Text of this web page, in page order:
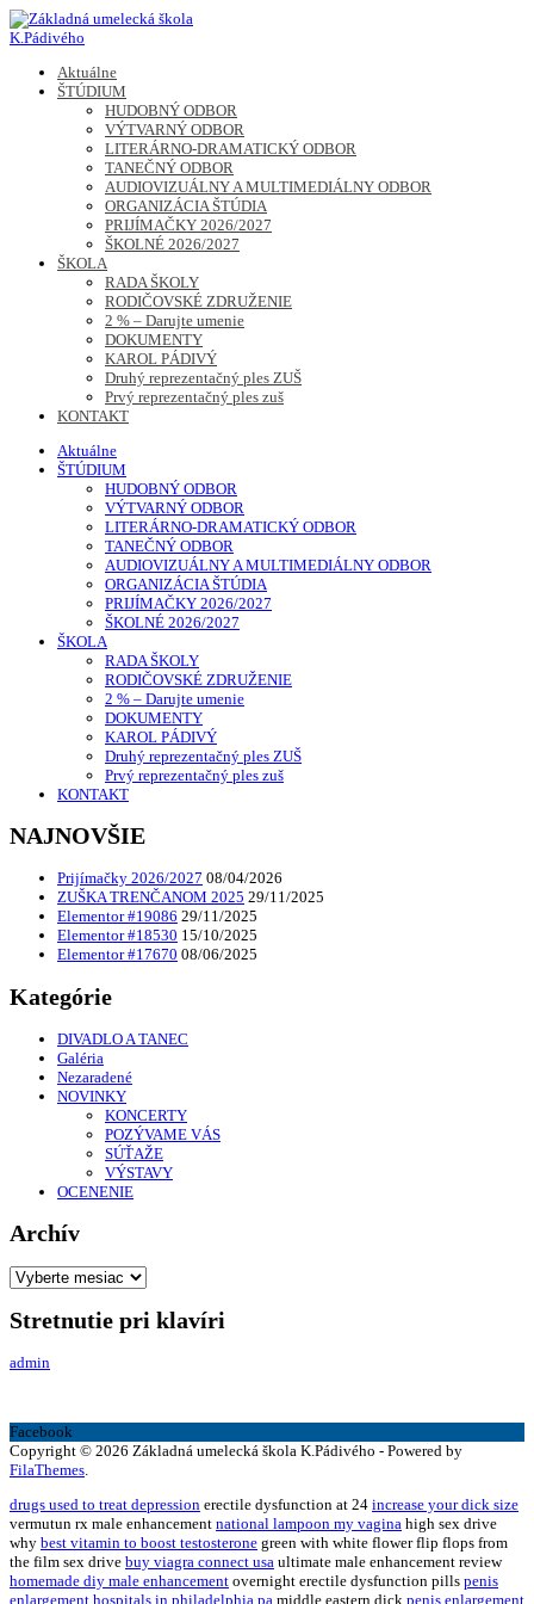
Skip
to
Základná umelecká škola K.Pádivého
Aktuálne
ŠTÚDIUM
HUDOBNÝ ODBOR
VÝTVARNÝ ODBOR
LITERÁRNO-DRAMATICKÝ ODBOR
TANEČNÝ ODBOR
AUDIOVIZUÁLNY A MULTIMEDIÁLNY ODBOR
ORGANIZÁCIA ŠTÚDIA
PRIJÍMAČKY 2026/2027
ŠKOLNÉ 2026/2027
ŠKOLA
RADA ŠKOLY
RODIČOVSKÉ ZDRUŽENIE
2 % – Darujte umenie
DOKUMENTY
KAROL PÁDIVÝ
Druhý reprezentačný ples ZUŠ
Prvý reprezentačný ples zuš
KONTAKT
Aktuálne
ŠTÚDIUM
HUDOBNÝ ODBOR
VÝTVARNÝ ODBOR
LITERÁRNO-DRAMATICKÝ ODBOR
TANEČNÝ ODBOR
AUDIOVIZUÁLNY A MULTIMEDIÁLNY ODBOR
ORGANIZÁCIA ŠTÚDIA
PRIJÍMAČKY 2026/2027
ŠKOLNÉ 2026/2027
ŠKOLA
RADA ŠKOLY
RODIČOVSKÉ ZDRUŽENIE
2 % – Darujte umenie
DOKUMENTY
KAROL PÁDIVÝ
Druhý reprezentačný ples ZUŠ
Prvý reprezentačný ples zuš
KONTAKT
NAJNOVŠIE
Prijímačky 2026/2027 08/04/2026
ZUŠKA TRENČANOM 2025 29/11/2025
Elementor #19086 29/11/2025
Elementor #18530 15/10/2025
Elementor #17670 08/06/2025
Kategórie
DIVADLO A TANEC
Galéria
Nezaradené
NOVINKY
KONCERTY
POZÝVAME VÁS
SÚŤAŽE
VÝSTAVY
OCENENIE
Archív
Archív
Stretnutie pri klavíri
admin
Facebook
Copyright © 2026 Základná umelecká škola K.Pádivého - Powered by
FilaThemes.
drugs used to treat depression erectile dysfunction at 24 increase your dick size
vermutun rx male enhancement national lampoon my vagina high sex drive
why best vitamin to boost testosterone green with white flower flip flops from
the film sex drive buy viagra connect usa ultimate male enhancement review
homemade diy male enhancement overnight erectile dysfunction pills penis
enlargement hospitals in philadelphia pa middle eastern dick penis enlargement